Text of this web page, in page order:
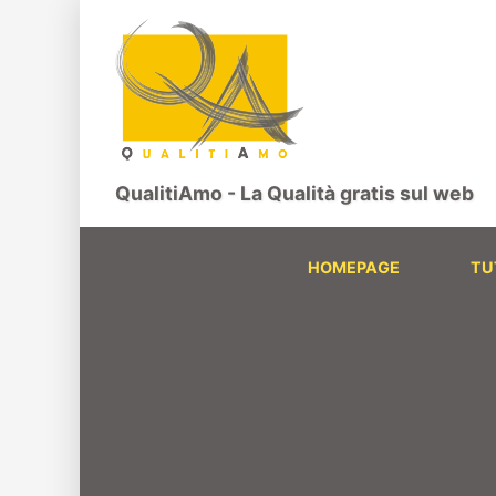
QualitiAmo - La Qualità gratis sul web
HOMEPAGE